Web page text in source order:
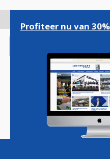
gaan
Magazine
Profiteer nu van